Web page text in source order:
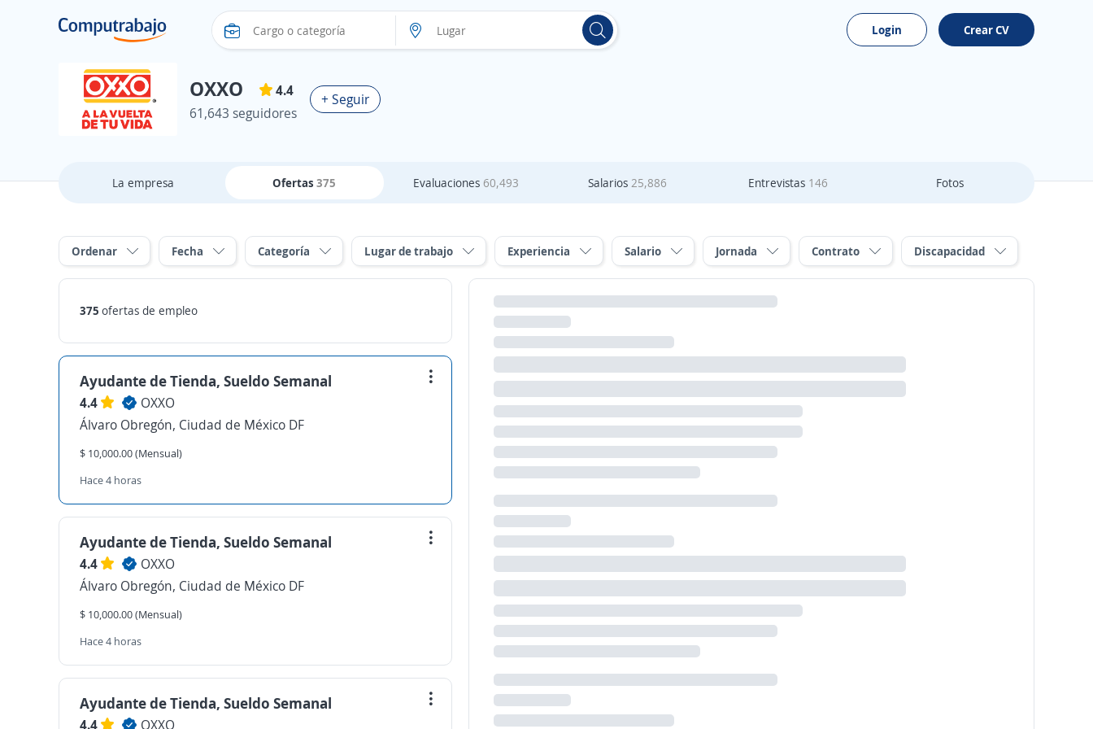
Login Crear CV
OXXO
4.4
61,643 seguidores
+ Seguir
La empresa Ofertas375 Evaluaciones 60,493 Salarios 25,886 Entrevistas 146 Fotos
Ordenar Fecha Categoría Lugar de trabajo Experiencia Salario Jornada Contrato Discapacidad
375 ofertas de empleo
Ayudante de Tienda, Sueldo Semanal
4.4
OXXO
Álvaro Obregón, Ciudad de México DF
$ 10,000.00 (Mensual)
Hace 4 horas
Ayudante de Tienda, Sueldo Semanal
4.4
OXXO
Álvaro Obregón, Ciudad de México DF
$ 10,000.00 (Mensual)
Hace 4 horas
Ayudante de Tienda, Sueldo Semanal
4.4 OXXO